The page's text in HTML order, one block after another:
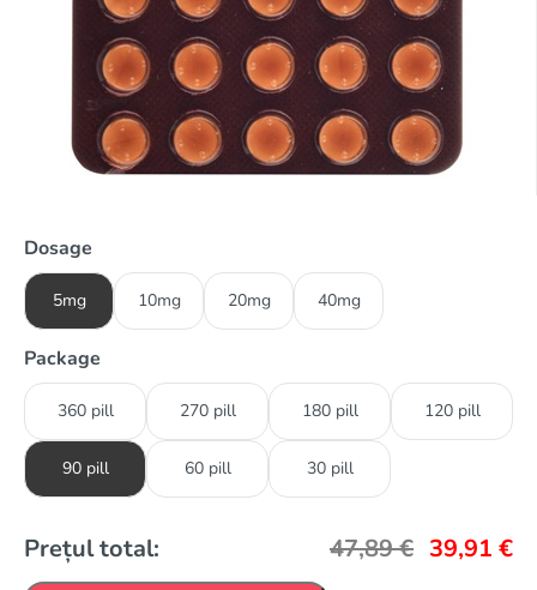
Dosage
5mg 10mg 20mg 40mg
Package
360 pill 270 pill 180 pill 120 pill
90 pill 60 pill 30 pill
Prețul total: 47,89€ 39,91 €